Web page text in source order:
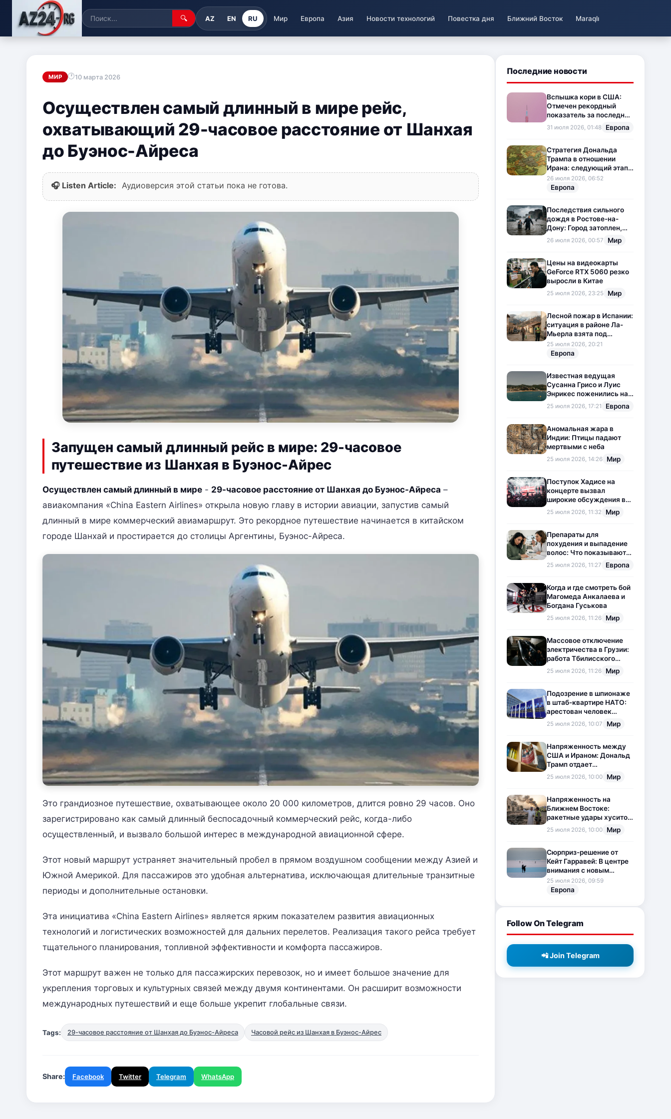
🔍 AZ EN RU Мир Европа Азия Новости технологий Повестка дня Ближний Восток Maraqlı
МИР 10 марта 2026
Осуществлен самый длинный в мире рейс,
охватывающий 29-часовое расстояние от Шанхая
до Буэнос-Айреса
🎧 Listen Article: Аудиоверсия этой статьи пока не готова.
Запущен самый длинный рейс в мире: 29-часовое
путешествие из Шанхая в Буэнос-Айрес
Осуществлен самый длинный в мире - 29-часовое расстояние от Шанхая до Буэнос-Айреса –
авиакомпания «China Eastern Airlines» открыла новую главу в истории авиации, запустив самый
длинный в мире коммерческий авиамаршрут. Это рекордное путешествие начинается в китайском
городе Шанхай и простирается до столицы Аргентины, Буэнос-Айреса.
Это грандиозное путешествие, охватывающее около 20 000 километров, длится ровно 29 часов. Оно
зарегистрировано как самый длинный беспосадочный коммерческий рейс, когда-либо
осуществленный, и вызвало большой интерес в международной авиационной сфере.
Этот новый маршрут устраняет значительный пробел в прямом воздушном сообщении между Азией и
Южной Америкой. Для пассажиров это удобная альтернатива, исключающая длительные транзитные
периоды и дополнительные остановки.
Эта инициатива «China Eastern Airlines» является ярким показателем развития авиационных
технологий и логистических возможностей для дальних перелетов. Реализация такого рейса требует
тщательного планирования, топливной эффективности и комфорта пассажиров.
Этот маршрут важен не только для пассажирских перевозок, но и имеет большое значение для
укрепления торговых и культурных связей между двумя континентами. Он расширит возможности
международных путешествий и еще больше укрепит глобальные связи.
Tags: 29-часовое расстояние от Шанхая до Буэнос-Айреса Часовой рейс из Шанхая в Буэнос-Айрес
Share: Facebook Twitter Telegram WhatsApp
Последние новости
Вспышка кори в США:
Отмечен рекордный
показатель за последние
35 лет
31 июля 2026, 01:48 Европа
Стратегия Дональда
Трампа в отношении
Ирана: следующий этап
напряженности на
Ближнем Востоке
26 июля 2026, 06:52
Европа
Последствия сильного
дождя в Ростове-на-
Дону: Город затоплен,
свет отключен
26 июля 2026, 00:57 Мир
Цены на видеокарты
GeForce RTX 5060 резко
выросли в Китае
25 июля 2026, 23:25 Мир
Лесной пожар в Испании:
ситуация в районе Ла-
Мьерла взята под
контроль
25 июля 2026, 20:21
Европа
Известная ведущая
Сусанна Грисо и Луис
Энрикес поженились на
Коста-Браве
25 июля 2026, 17:21 Европа
Аномальная жара в
Индии: Птицы падают
мертвыми с неба
25 июля 2026, 14:26 Мир
Поступок Хадисе на
концерте вызвал
широкие обсуждения в
социальных сетях
25 июля 2026, 11:32 Мир
Препараты для
похудения и выпадение
волос: Что показывают
новые исследования?
25 июля 2026, 11:27 Европа
Когда и где смотреть бой
Магомеда Анкалаева и
Богдана Гуськова
25 июля 2026, 11:26 Мир
Массовое отключение
электричества в Грузии:
работа Тбилисского
метрополитена
приостановлена
25 июля 2026, 11:26 Мир
Подозрение в шпионаже
в штаб-квартире НАТО:
арестован человек
китайского
происхождения
25 июля 2026, 10:07 Мир
Напряженность между
США и Ираном: Дональд
Трамп отдает
предпочтение
дипломатии
25 июля 2026, 10:00 Мир
Напряженность на
Ближнем Востоке:
ракетные удары хуситов
по Саудовской Аравии
загоняют ситуацию в
25 июля 2026, 10:00 Мир
Сюрприз-решение от
Кейт Гарравей: В центре
внимания с новым
любовным
приключением
25 июля 2026, 09:59
Европа
Follow On Telegram
📲 Join Telegram